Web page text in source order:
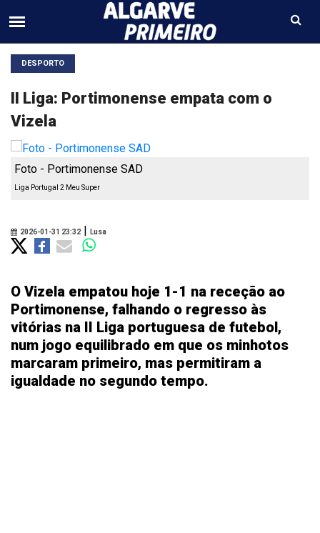
DESPORTO
II Liga: Portimonense empata com o
Vizela
Foto - Portimonense SAD
Liga Portugal 2 Meu Super
2026-01-31 23:32 | Lusa
O Vizela empatou hoje 1-1 na receção ao
Portimonense, falhando o regresso às
vitórias na II Liga portuguesa de futebol,
num jogo equilibrado em que os minhotos
marcaram primeiro, mas permitiram a
igualdade no segundo tempo.